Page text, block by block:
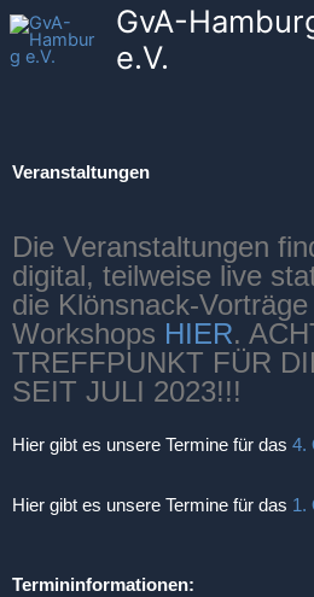
Zum
Inhalt
springen
GvA-
e.V.
Veranstaltungen
Die Veranstaltungen
digital, teilweise live
die Klönsnack-Vorträge
Workshops HIER.
TREFFPUNKT FÜR
SEIT JULI 2023!!!
Hier gibt es unsere Termine für das 4.
Hier gibt es unsere Termine für das 1.
Termininformationen: